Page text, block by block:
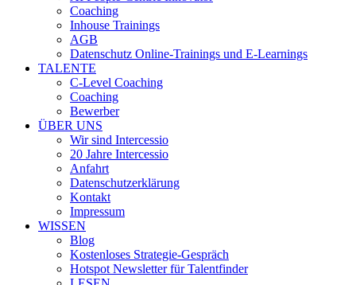
Coaching
Inhouse Trainings
AGB
Datenschutz Online-Trainings und E-Learnings
TALENTE
C-Level Coaching
Coaching
Bewerber
ÜBER UNS
Wir sind Intercessio
20 Jahre Intercessio
Anfahrt
Datenschutzerklärung
Kontakt
Impressum
WISSEN
Blog
Kostenloses Strategie-Gespräch
Hotspot Newsletter für Talentfinder